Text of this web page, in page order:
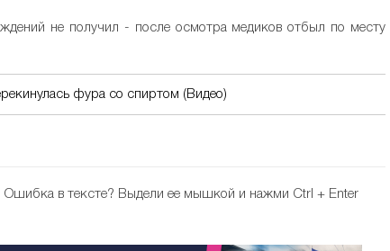
не получил - после осмотра медиков отбыл по месту
фура со спиртом (Видео)
Ошибка в тексте? Выдели ее мышкой и нажми Ctrl + Enter